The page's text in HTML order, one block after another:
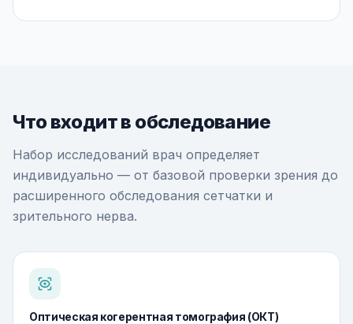
Что входит в обследование
Набор исследований врач определяет
индивидуально — от базовой проверки зрения до
расширенного обследования сетчатки и
зрительного нерва.
Оптическая когерентная томография (ОКТ)